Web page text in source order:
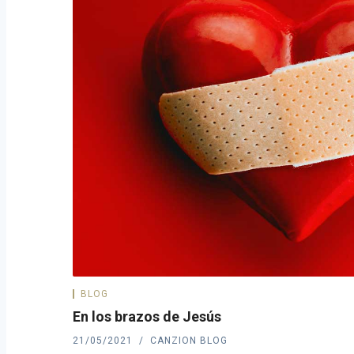
BLOG
En los brazos de Jesús
21/05/2021 CANZION BLOG